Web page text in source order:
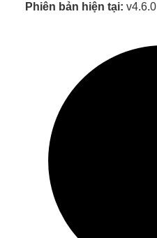
Phiên bản hiện tại: v4.6.0